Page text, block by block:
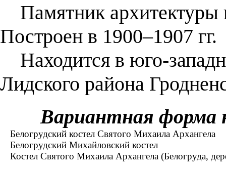
Памятник архитектуры
Построен в 1900–1907 гг.
Находится в юго-
Лидского района
Вариантная форма
Белогрудский костел Святого Михаила Архангела
Белогрудский Михайловский костел
Костел Святого Михаила Архангела (Белогруда,